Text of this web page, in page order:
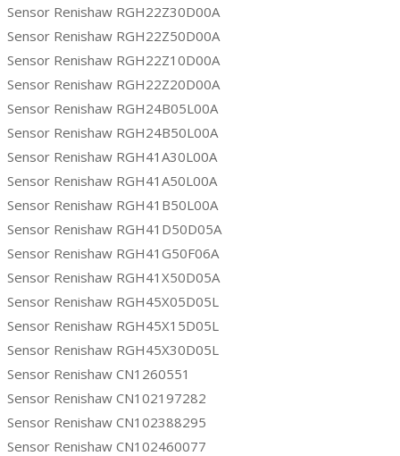
Sensor Renishaw RGH22Z30D00A
Sensor Renishaw RGH22Z50D00A
Sensor Renishaw RGH22Z10D00A
Sensor Renishaw RGH22Z20D00A
Sensor Renishaw RGH24B05L00A
Sensor Renishaw RGH24B50L00A
Sensor Renishaw RGH41A30L00A
Sensor Renishaw RGH41A50L00A
Sensor Renishaw RGH41B50L00A
Sensor Renishaw RGH41D50D05A
Sensor Renishaw RGH41G50F06A
Sensor Renishaw RGH41X50D05A
Sensor Renishaw RGH45X05D05L
Sensor Renishaw RGH45X15D05L
Sensor Renishaw RGH45X30D05L
Sensor Renishaw CN1260551
Sensor Renishaw CN102197282
Sensor Renishaw CN102388295
Sensor Renishaw CN102460077